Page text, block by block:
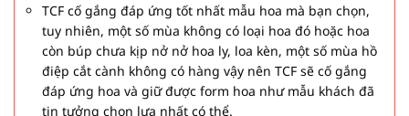
TCF cố gắng đáp ứng tốt nhất mẫu hoa mà bạn chọn,
tuy nhiên, một số mùa không có loại hoa đó hoặc hoa
còn búp chưa kịp nở nở hoa ly, loa kèn, một số mùa hồ
điệp cắt cành không có hàng vậy nên TCF sẽ cố gắng
đáp ứng hoa và giữ được form hoa như mẫu khách đã
tin tưởng chọn lựa nhất có thể.